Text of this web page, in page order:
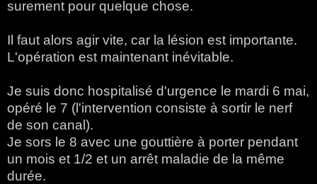
surement pour quelque chose.
Il faut alors agir vite, car la lésion est importante.
L'opération est maintenant inévitable.
Je suis donc hospitalisé d'urgence le mardi 6 mai,
opéré le 7 (l'intervention consiste à sortir le nerf
de son canal).
Je sors le 8 avec une gouttière à porter pendant
un mois et 1/2 et un arrêt maladie de la même
durée.